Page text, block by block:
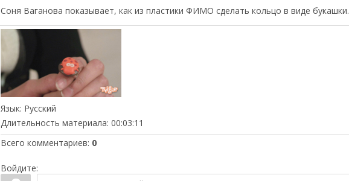
Соня Ваганова показывает, как из пластики ФИМО сделать кольцо в виде букашки.
Язык: Русский
Длительность материала: 00:03:11
Всего комментариев: 0
Войдите: